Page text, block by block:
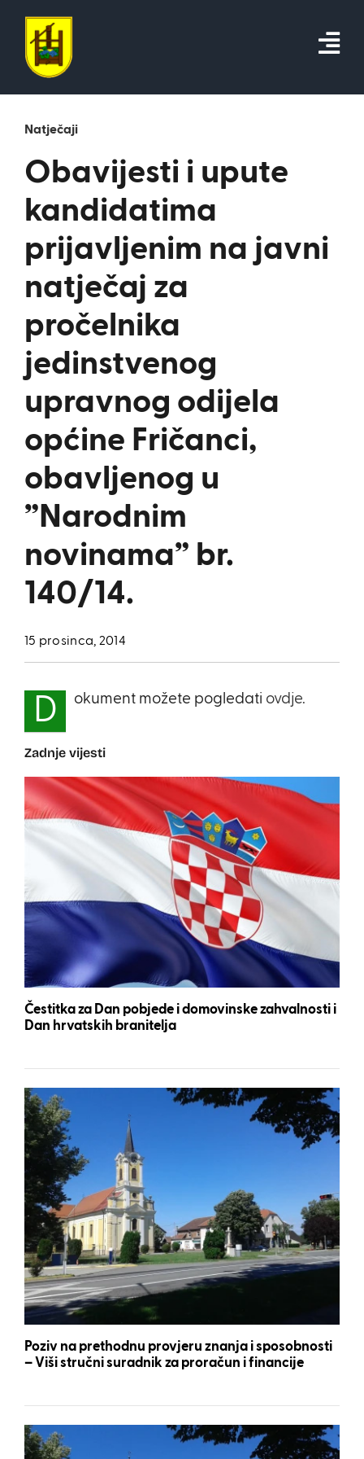
content
Natječaji
Obavijesti i upute
kandidatima
prijavljenim na javni
natječaj za
pročelnika
jedinstvenog
upravnog odijela
općine Fričanci,
obavljenog u
”Narodnim
novinama” br.
140/14.
15 prosinca, 2014
D okument možete pogledati ovdje.
Zadnje vijesti
Čestitka za Dan pobjede i domovinske zahvalnosti i
Dan hrvatskih branitelja
Poziv na prethodnu provjeru znanja i sposobnosti
– Viši stručni suradnik za proračun i financije